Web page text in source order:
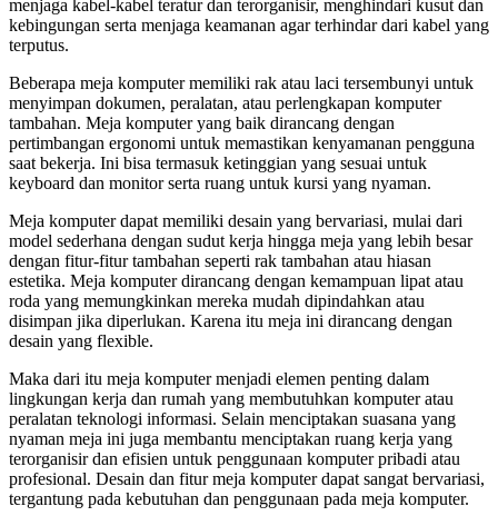
menjaga kabel-kabel teratur dan terorganisir, menghindari kusut dan
kebingungan serta menjaga keamanan agar terhindar dari kabel yang
terputus.
Beberapa meja komputer memiliki rak atau laci tersembunyi untuk
menyimpan dokumen, peralatan, atau perlengkapan komputer
tambahan. Meja komputer yang baik dirancang dengan
pertimbangan ergonomi untuk memastikan kenyamanan pengguna
saat bekerja. Ini bisa termasuk ketinggian yang sesuai untuk
keyboard dan monitor serta ruang untuk kursi yang nyaman.
Meja komputer dapat memiliki desain yang bervariasi, mulai dari
model sederhana dengan sudut kerja hingga meja yang lebih besar
dengan fitur-fitur tambahan seperti rak tambahan atau hiasan
estetika. Meja komputer dirancang dengan kemampuan lipat atau
roda yang memungkinkan mereka mudah dipindahkan atau
disimpan jika diperlukan. Karena itu meja ini dirancang dengan
desain yang flexible.
Maka dari itu meja komputer menjadi elemen penting dalam
lingkungan kerja dan rumah yang membutuhkan komputer atau
peralatan teknologi informasi. Selain menciptakan suasana yang
nyaman meja ini juga membantu menciptakan ruang kerja yang
terorganisir dan efisien untuk penggunaan komputer pribadi atau
profesional. Desain dan fitur meja komputer dapat sangat bervariasi,
tergantung pada kebutuhan dan penggunaan pada meja komputer.